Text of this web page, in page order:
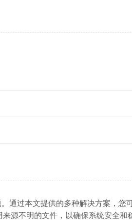
通过本文提供的多种解决方案，您
源不明的文件，以确保系统安全和